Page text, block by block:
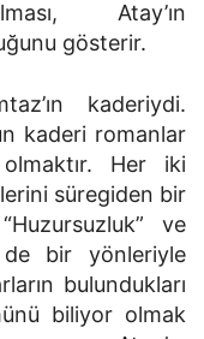
Atay’ın
gösterir.
kaderiydi.
kaderi romanlar
Her iki
süregiden bir
ve
bir yönleriyle
bulundukları
biliyor olmak